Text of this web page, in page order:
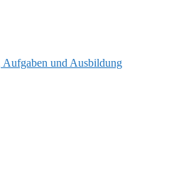
Aufgaben und Ausbildung